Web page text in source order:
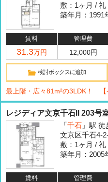
敷：1ヶ月 / 礼
築年月：1991
賃料 管理費
31.3万円 12,000円
検討ボックスに追加
最上階・広々81m²の3LDK！ 【
レジディア文京千石II 203号
「 千石 」駅 徒
文京区千石4-
敷：1ヶ月 / 礼
築年月：2005
賃料 管理費